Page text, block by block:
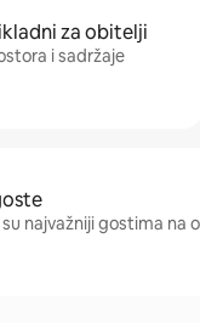
za obitelji
i sadržaje
najvažniji gostima na